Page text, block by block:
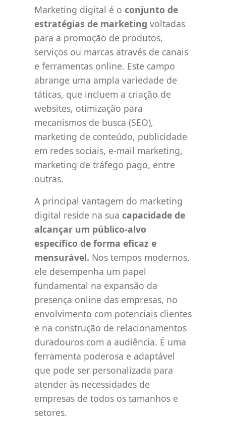
Marketing digital é o conjunto de
estratégias de marketing voltadas
para a promoção de produtos,
serviços ou marcas através de canais
e ferramentas online. Este campo
abrange uma ampla variedade de
táticas, que incluem a criação de
websites, otimização para
mecanismos de busca (SEO),
marketing de conteúdo, publicidade
em redes sociais, e-mail marketing,
marketing de tráfego pago, entre
outras.
A principal vantagem do marketing
digital reside na sua capacidade de
alcançar um público-alvo
específico de forma eficaz e
mensurável. Nos tempos modernos,
ele desempenha um papel
fundamental na expansão da
presença online das empresas, no
envolvimento com potenciais clientes
e na construção de relacionamentos
duradouros com a audiência. É uma
ferramenta poderosa e adaptável
que pode ser personalizada para
atender às necessidades de
empresas de todos os tamanhos e
setores.